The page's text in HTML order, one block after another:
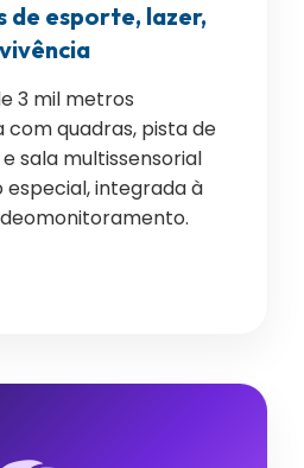
de esporte, lazer,
3 mil metros
quadras, pista de
sala multissensorial
especial, integrada à